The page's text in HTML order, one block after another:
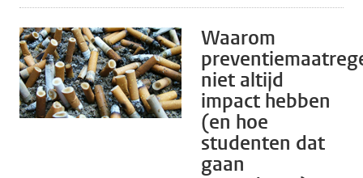
Waarom
niet altijd
impact hebben
(en hoe
studenten dat
gaan